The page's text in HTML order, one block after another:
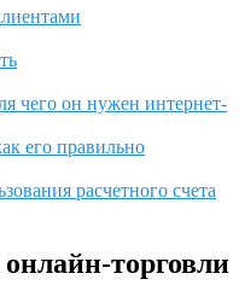
чего он нужен интернет-
его правильно
расчетного счета
торговли